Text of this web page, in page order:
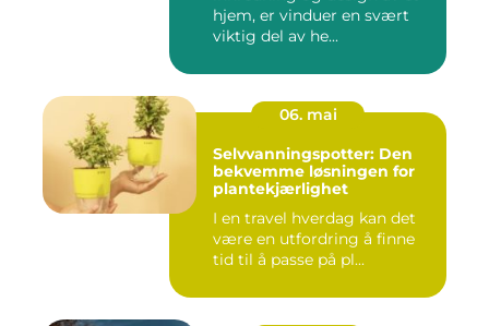
hjem, er vinduer en svært
viktig del av he...
06. mai
Selvvanningspotter: Den
bekvemme løsningen for
plantekjærlighet
I en travel hverdag kan det
være en utfordring å finne
tid til å passe på pl...